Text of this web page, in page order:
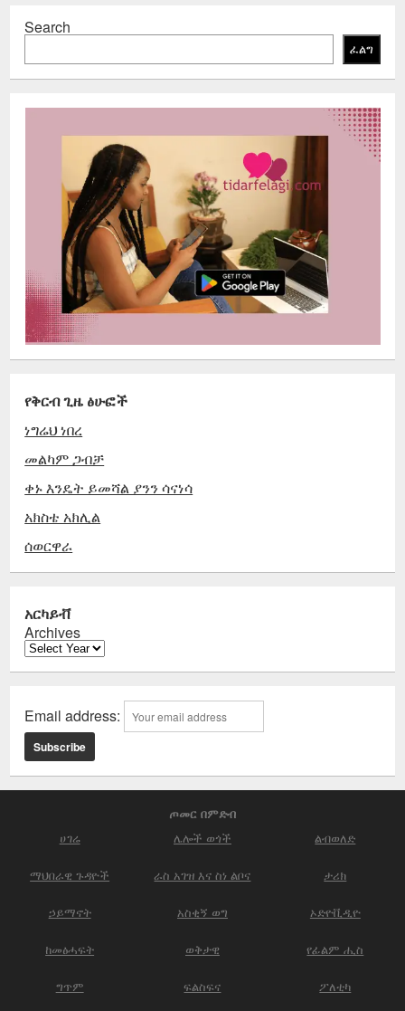
Search
ፈልግ
የቅርብ ጊዜ ፅሁፎች
ነግሬህ ነበረ
መልካም ጋብቻ
ቀኑ እንዴት ይመሻል ያንን ሳናነሳ
አክስቴ አክሊል
ሰወርዋራ
አርካይቭ
Archives
Email address:
ጦመር በምድብ
ሀገሬ ሌሎች ወጎች ልብወለድ
ማህበራዊ ጉዳዮች ራስ አገዝ እና ስነ ልቦና ታሪክ
ኃይማኖት አስቂኝ ወግ ኦድዮቪዲዮ
ከመፅሓፍት ወቅታዊ የፊልም ሒስ
ግጥም ፍልስፍና ፖለቲካ